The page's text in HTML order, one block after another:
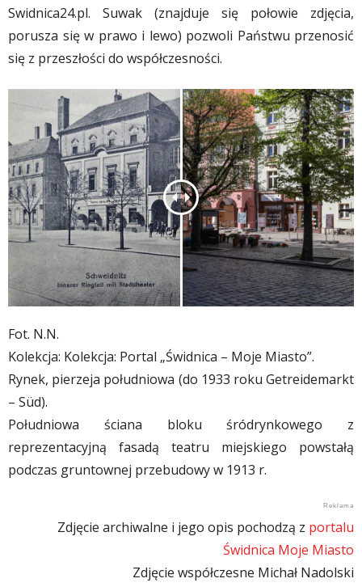
Swidnica24.pl. Suwak (znajduje się połowie zdjęcia,
porusza się w prawo i lewo) pozwoli Państwu przenosić
się z przeszłości do współczesności.
Fot. N.N.
Kolekcja: Kolekcja: Portal „Świdnica – Moje Miasto”.
Rynek, pierzeja południowa (do 1933 roku Getreidemarkt
– Süd).
Południowa ściana bloku śródrynkowego z
reprezentacyjną fasadą teatru miejskiego powstałą
podczas gruntownej przebudowy w 1913 r.
Zdjęcie archiwalne i jego opis pochodzą z portalu
Świdnica Moje Miasto
Zdjęcie współczesne Michał Nadolski